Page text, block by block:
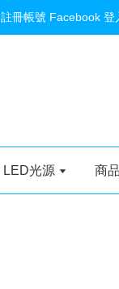
註冊帳號 Facebook 登
LED光源 商